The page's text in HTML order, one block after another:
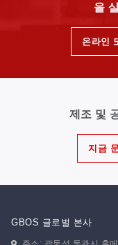
을
온라인
제조 및
지금
GBOS 글로벌 본사